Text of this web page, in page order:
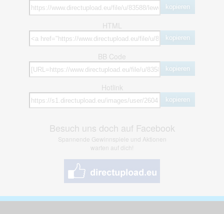
kopieren
HTML
kopieren
BB Code
kopieren
Hotlink
kopieren
Besuch uns doch auf Facebook
Spannende Gewinnspiele und Aktionen
warten auf dich!